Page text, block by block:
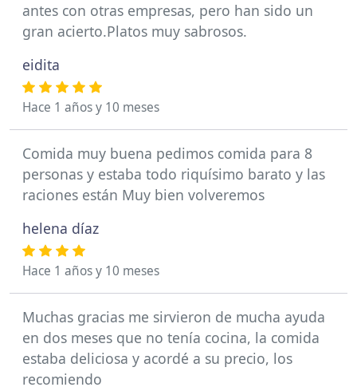
antes con otras empresas, pero han sido un
gran acierto.Platos muy sabrosos.
eidita
Hace 1 años y 10 meses
Comida muy buena pedimos comida para 8
personas y estaba todo riquísimo barato y las
raciones están Muy bien volveremos
helena díaz
Hace 1 años y 10 meses
Muchas gracias me sirvieron de mucha ayuda
en dos meses que no tenía cocina, la comida
estaba deliciosa y acordé a su precio, los
recomiendo